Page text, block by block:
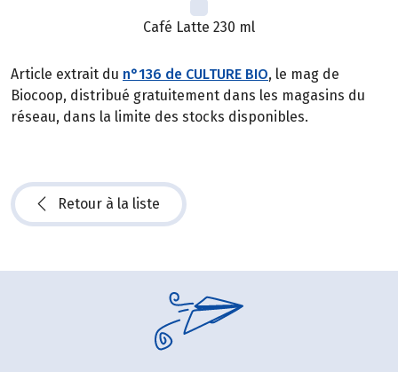
Café Latte 230 ml
Article extrait du n°136 de CULTURE BIO, le mag de
Biocoop, distribué gratuitement dans les magasins du
réseau, dans la limite des stocks disponibles.
Retour à la liste